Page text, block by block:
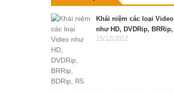
Khái niệm các loại Video
như HD, DVDRip, BRRip,
BDRip, R5
15/12/2012